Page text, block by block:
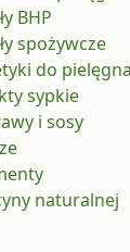
BHP
spożywcze
do
sypkie
i sosy
naturalnej